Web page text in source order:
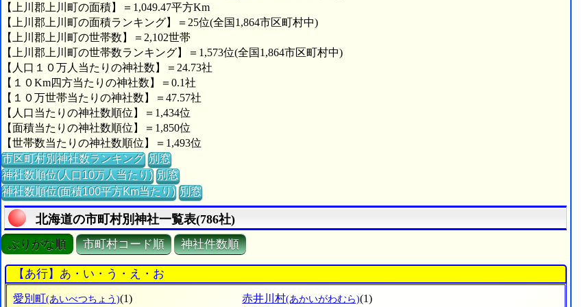
【上川郡上川町の面積】＝1,049.47平方Km
【上川郡上川町の面積ランキング】＝25位(全国1,864市区町村中)
【上川郡上川町の世帯数】＝2,102世帯
【上川郡上川町の世帯数ランキング】＝1,573位(全国1,864市区町村中)
【人口１０万人当たりの神社数】＝24.73社
【１０Km四方当たりの神社数】＝0.1社
【１０万世帯当たりの神社数】＝47.57社
【人口当たりの神社数順位】＝1,434位
【面積当たりの神社数順位】＝1,850位
【世帯数当たりの神社数順位】＝1,493位
市区町村別神社数ランキング 別窓
神社数順位(人口10万人当たり) 別窓
神社数順位(面積100平方Km当たり) 別窓
北海道の市町村別神社一覧表(786社)
ぶりがな順 市町村コード順 神社件数順
【あ行】あ・い・う・え・お
愛別町(あいべつちょう)(1) 赤井川村(あかいがわむら)(1)